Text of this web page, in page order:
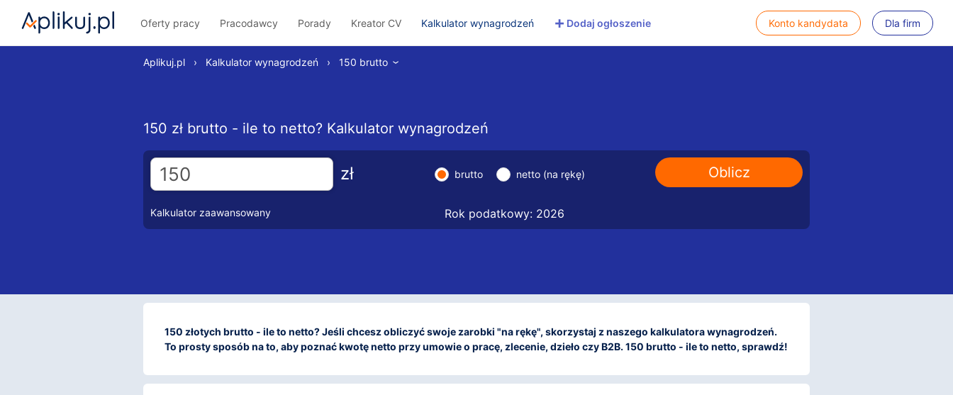
Oferty pracy Pracodawcy Porady Kreator CV Kalkulator wynagrodzeń + Dodaj ogłoszenie Konto kandydata Dla firm
Aplikuj.pl › Kalkulator wynagrodzeń › 150 brutto ›
150 zł brutto - ile to netto? Kalkulator wynagrodzeń
zł brutto netto (na rękę)
Kalkulator zaawansowany Rok podatkowy: 2026
150 złotych brutto - ile to netto? Jeśli chcesz obliczyć swoje zarobki "na rękę", skorzystaj z naszego kalkulatora wynagrodzeń.
To prosty sposób na to, aby poznać kwotę netto przy umowie o pracę, zlecenie, dzieło czy B2B. 150 brutto - ile to netto, sprawdź!